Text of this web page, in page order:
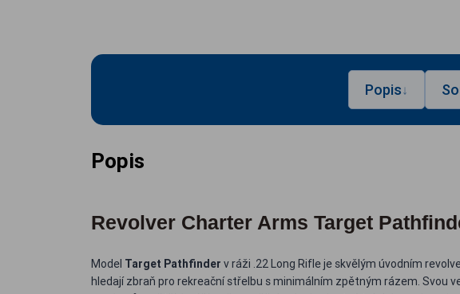
Popis↓
Popis
Revolver Charter Arms Target
Model Target Pathfinder v ráži .22 Long Rifle je skvělým úvodním
hledají zbraň pro rekreační střelbu s minimálním zpětným rázem. Svou